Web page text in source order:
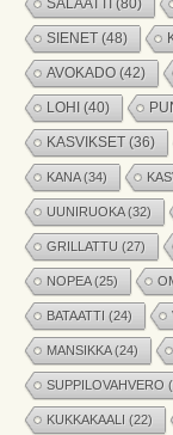
SIENET (48)
AVOKADO (42)
LOHI (40)
KASVIKSET (36)
KANA(34)
UUNIRUOKA(32)
GRILLATTU (27)
NOPEA(25)
BATAATTI (24)
MANSIKKA(24)
SUPPILOVAHVERO
KUKKAKAALI (22)